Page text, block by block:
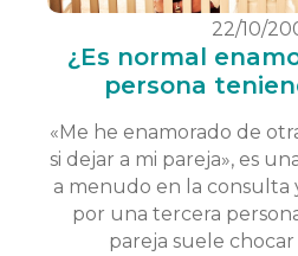
22/10/
¿Es normal
persona
«Me he enamorado de
si dejar a mi pareja», es
a menudo en la consulta
por una tercera
pareja suele